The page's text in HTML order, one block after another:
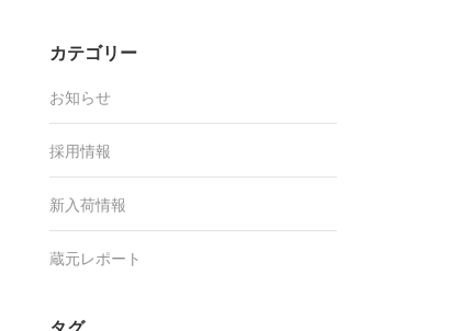
カテゴリー
お知らせ
採用情報
新入荷情報
蔵元レポート